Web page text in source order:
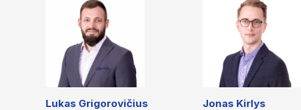
Lukas Grigorovičius
Jonas Kirlys